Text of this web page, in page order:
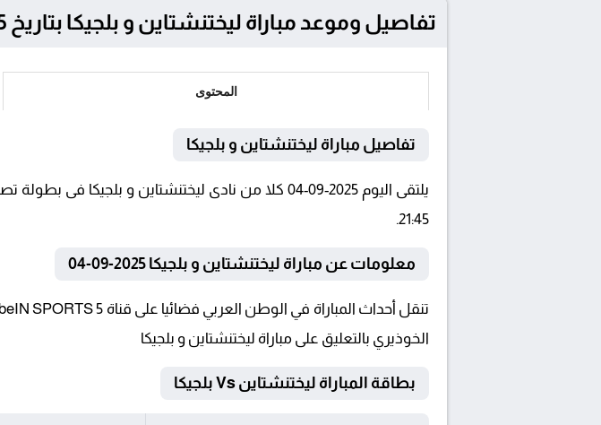
تفاصيل وموعد مباراة ليختنشتاين و بلجيكا بتاريخ 2025-09-04 في تصفيات كأس العالم 2026 – أوروبا
المحتوى
تفاصيل مباراة ليختنشتاين و بلجيكا
21:45.
معلومات عن مباراة ليختنشتاين و بلجيكا 2025-09-04
الخوذيري بالتعليق على مباراة ليختنشتاين و بلجيكا
بطاقة المباراة ليختنشتاين Vs بلجيكا